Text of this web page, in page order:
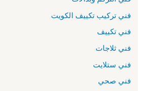
فني تركيب تكييف الكويت
فني تكييف
فني ثلاجات
فني ستلايت
فني صحي